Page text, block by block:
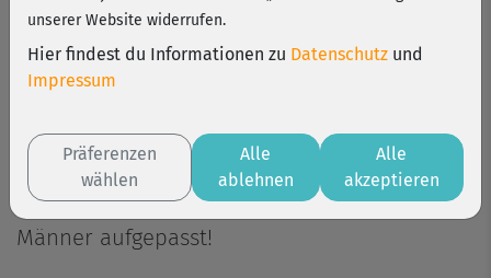
Männer aufgepasst!
Play
Video
unserer Website widerrufen.
Hier findest du Informationen zu Datenschutz und
Impressum
Präferenzen
wählen
Alle
ablehnen
Alle
akzeptieren